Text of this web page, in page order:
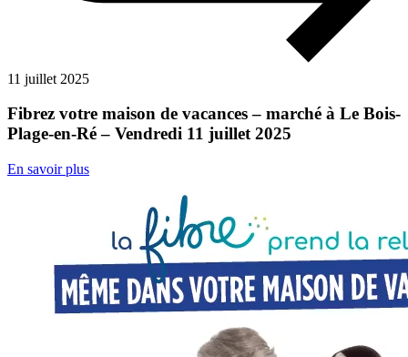
11 juillet 2025
Fibrez votre maison de vacances – marché à Le Bois-
Plage-en-Ré – Vendredi 11 juillet 2025
En savoir plus